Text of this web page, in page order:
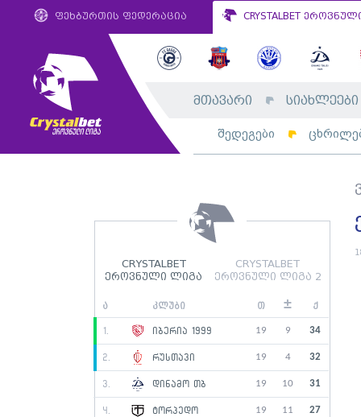
ფეხბურთის ფედერაცია CRYSTALBET
მთავარი სიახლეები
შედეგები
CRYSTALBET
ეროვნული ლიგა
CRYSTALBET
ეროვნული ლიგა 2
ა კლუბი თ ± ქ
1. იბერია 1999 19 9 34
2. რუსთავი 19 4 32
3. დინამო თბ 19 10 31
4. ტორპედო 19 11 27